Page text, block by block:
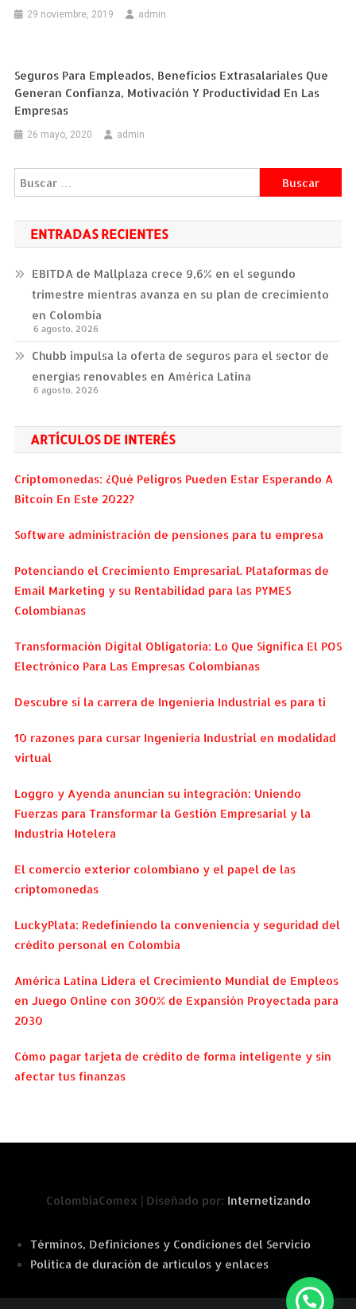
29 noviembre, 2019 admin
Seguros Para Empleados, Beneficios Extrasalariales Que
Generan Confianza, Motivación Y Productividad En Las
Empresas
26 mayo, 2020 admin
Buscar:
ENTRADAS RECIENTES
EBITDA de Mallplaza crece 9,6% en el segundo
trimestre mientras avanza en su plan de crecimiento
en Colombia
6 agosto, 2026
Chubb impulsa la oferta de seguros para el sector de
energías renovables en América Latina
6 agosto, 2026
ARTÍCULOS DE INTERÉS
Criptomonedas: ¿Qué Peligros Pueden Estar Esperando A
Bitcoin En Este 2022?
Software administración de pensiones para tu empresa
Potenciando el Crecimiento Empresarial. Plataformas de
Email Marketing y su Rentabilidad para las PYMES
Colombianas
Transformación Digital Obligatoria: Lo Que Significa El POS
Electrónico Para Las Empresas Colombianas
Descubre si la carrera de Ingeniería Industrial es para ti
10 razones para cursar Ingeniería Industrial en modalidad
virtual
Loggro y Ayenda anuncian su integración: Uniendo
Fuerzas para Transformar la Gestión Empresarial y la
Industria Hotelera
El comercio exterior colombiano y el papel de las
criptomonedas
LuckyPlata: Redefiniendo la conveniencia y seguridad del
crédito personal en Colombia
América Latina Lidera el Crecimiento Mundial de Empleos
en Juego Online con 300% de Expansión Proyectada para
2030
Cómo pagar tarjeta de crédito de forma inteligente y sin
afectar tus finanzas
ColombiaComex | Diseñado por: Internetizando
Términos, Definiciones y Condiciones del Servicio
Política de duración de artículos y enlaces